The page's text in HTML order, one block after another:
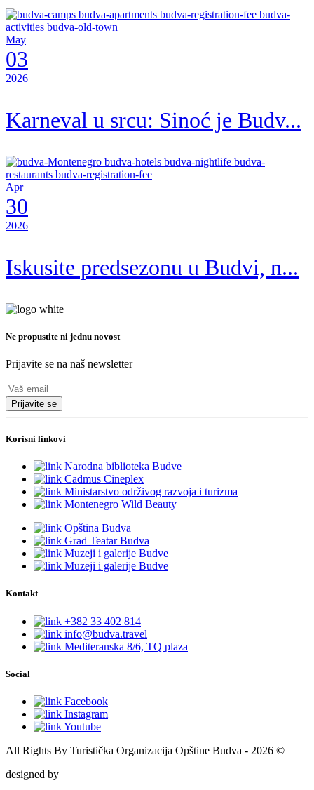
May
03
2026
Karneval u srcu: Sinoć je Budv...
Apr
30
2026
Iskusite predsezonu u Budvi, n...
Ne propustite ni jednu novost
Prijavite se na naš newsletter
Prijavite se
Korisni linkovi
Narodna biblioteka Budve
Cadmus Cineplex
Ministarstvo održivog razvoja i turizma
Montenegro Wild Beauty
Opština Budva
Grad Teatar Budva
Muzeji i galerije Budve
Muzeji i galerije Budve
Kontakt
+382 33 402 814
info@budva.travel
Mediteranska 8/6, TQ plaza
Social
Facebook
Instagram
Youtube
All Rights By Turistička Organizacija Opštine Budva - 2026 ©
designed by